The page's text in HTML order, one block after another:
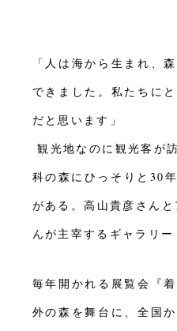
「人は海から生まれ、
できました。私たちに
だと思います」
観光地なのに観光客が
科の森にひっそりと30
がある。高山貴彦さん
んが主宰するギャラリー
毎年開かれる展覧会『
外の森を舞台に、全国